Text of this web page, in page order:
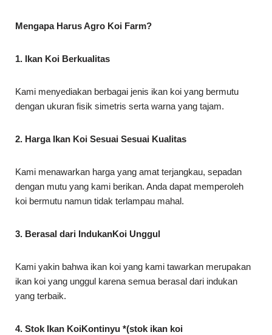
Mengapa Harus Agro Koi Farm?
1. Ikan Koi Berkualitas
Kami menyediakan berbagai jenis ikan koi yang bermutu
dengan ukuran fisik simetris serta warna yang tajam.
2. Harga Ikan Koi Sesuai Sesuai Kualitas
Kami menawarkan harga yang amat terjangkau, sepadan
dengan mutu yang kami berikan. Anda dapat memperoleh
koi bermutu namun tidak terlampau mahal.
3. Berasal dari IndukanKoi Unggul
Kami yakin bahwa ikan koi yang kami tawarkan merupakan
ikan koi yang unggul karena semua berasal dari indukan
yang terbaik.
4. Stok Ikan KoiKontinyu *(stok ikan koi